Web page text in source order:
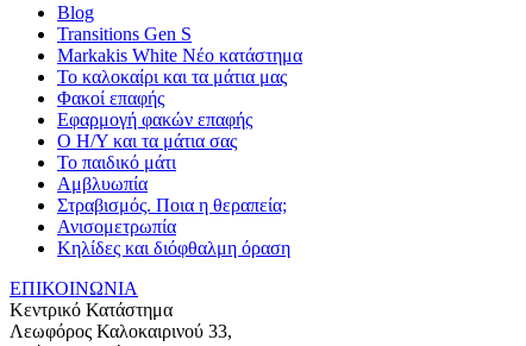
Blog
Transitions Gen S
Markakis White Νέο κατάστημα
Το καλοκαίρι και τα μάτια μας
Φακοί επαφής
Εφαρμογή φακών επαφής
Ο Η/Υ και τα μάτια σας
Το παιδικό μάτι
Αμβλυωπία
Στραβισμός. Ποια η θεραπεία;
Ανισομετρωπία
Κηλίδες και διόφθαλμη όραση
ΕΠΙΚΟΙΝΩΝΙΑ
Κεντρικό Κατάστημα
Λεωφόρος Καλοκαιρινού 33,